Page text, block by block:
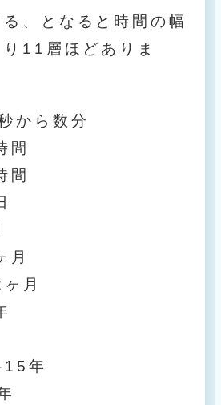
、となると時間の幅
11層ほどありま
から数分
間
間
月
月
年